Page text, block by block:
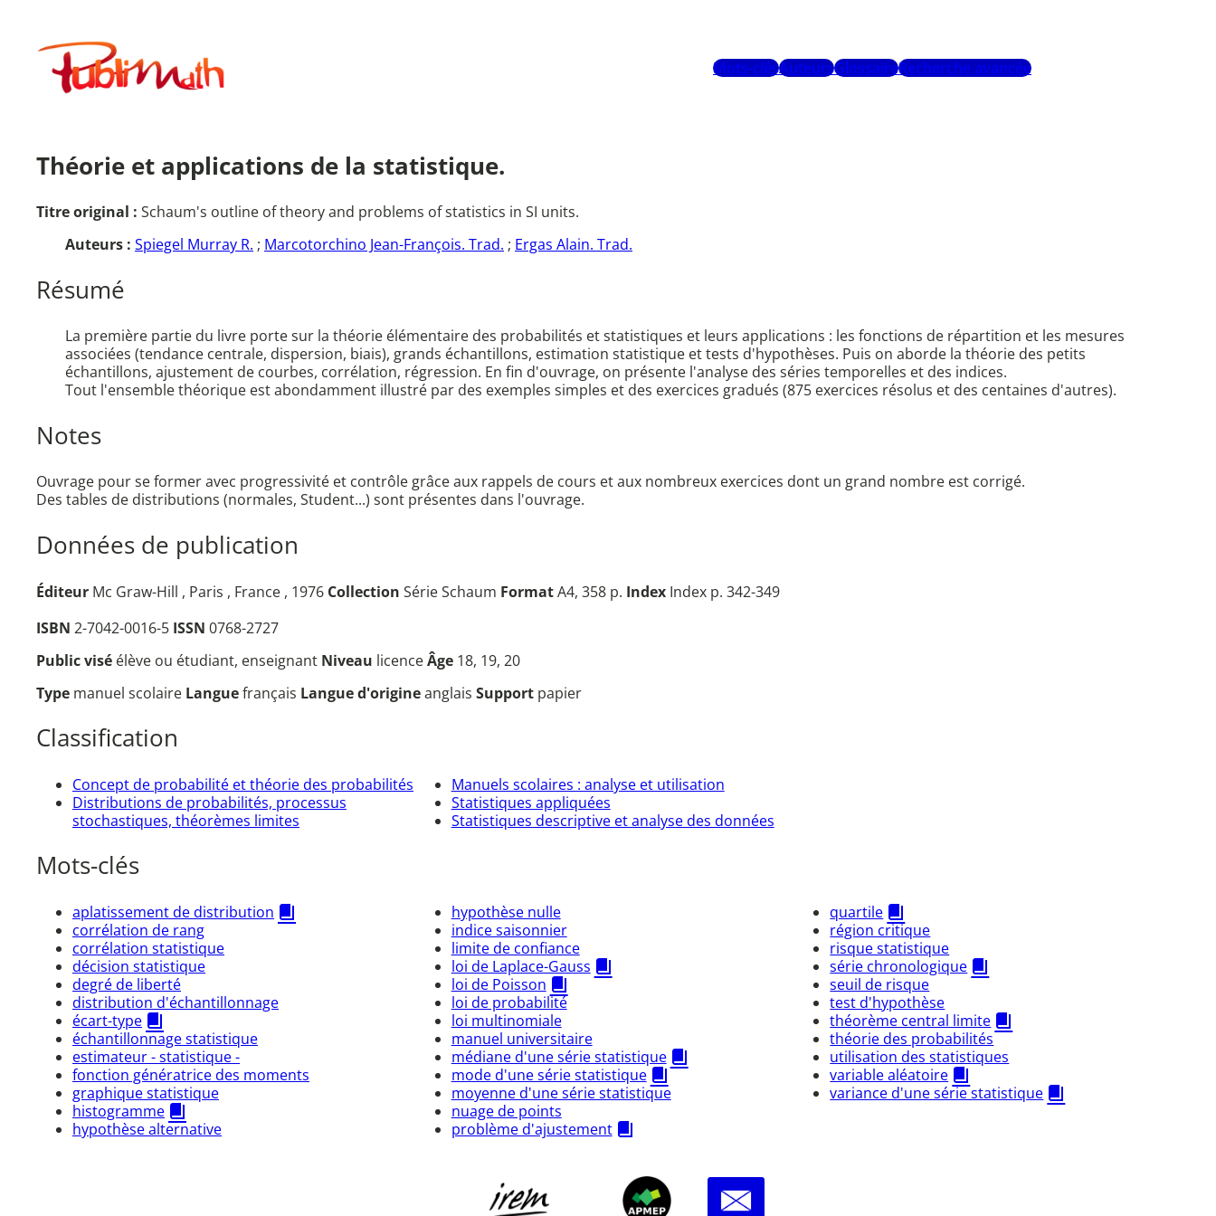
contenuPublimath
Mots-clésAuteursGlossaireRecherche avancée
Théorie et applications de la statistique.
Titre original : Schaum's outline of theory and problems of statistics in SI units.
Auteurs : Spiegel Murray R. ; Marcotorchino Jean-François. Trad. ; Ergas Alain. Trad.
Résumé
La première partie du livre porte sur la théorie élémentaire des probabilités et statistiques et leurs applications : les fonctions de répartition et les mesures
associées (tendance centrale, dispersion, biais), grands échantillons, estimation statistique et tests d'hypothèses. Puis on aborde la théorie des petits
échantillons, ajustement de courbes, corrélation, régression. En fin d'ouvrage, on présente l'analyse des séries temporelles et des indices.
Tout l'ensemble théorique est abondamment illustré par des exemples simples et des exercices gradués (875 exercices résolus et des centaines d'autres).
Notes
Ouvrage pour se former avec progressivité et contrôle grâce aux rappels de cours et aux nombreux exercices dont un grand nombre est corrigé.
Des tables de distributions (normales, Student...) sont présentes dans l'ouvrage.
Données de publication
Éditeur Mc Graw-Hill , Paris , France , 1976 Collection Série Schaum FormatA4, 358 p. Index Index p. 342-349
ISBN 2-7042-0016-5 ISSN 0768-2727
Public visé élève ou étudiant, enseignant Niveau licenceÂge 18, 19, 20
Type manuel scolaire Languefrançais Langue d'origineanglais Support papier
Classification
Concept de probabilité et théorie des probabilités
Distributions de probabilités, processus
stochastiques, théorèmes limites
Manuels scolaires : analyse et utilisation
Statistiques appliquées
Statistiques descriptive et analyse des données
Mots-clés
aplatissement de distribution
corrélation de rang
corrélation statistique
décision statistique
degré de liberté
distribution d'échantillonnage
écart-type
échantillonnage statistique
estimateur - statistique -
fonction génératrice des moments
graphique statistique
histogramme
hypothèse alternative
hypothèse nulle
indice saisonnier
limite de confiance
loi de Laplace-Gauss
loi de Poisson
loi de probabilité
loi multinomiale
manuel universitaire
médiane d'une série statistique
mode d'une série statistique
moyenne d'une série statistique
nuage de points
problème d'ajustement
quartile
région critique
risque statistique
série chronologique
seuil de risque
test d'hypothèse
théorème central limite
théorie des probabilités
utilisation des statistiques
variable aléatoire
variance d'une série statistique